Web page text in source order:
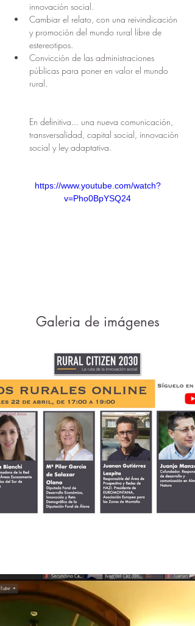
innovación social.
Cambiar el relato, con una reivindicación
y promoción del mundo rural libre de
estereotipos.
Convicción de las administraciones
públicas para poner en valor el mundo
rural.
En definitiva... una nueva comunicación,
transversalidad, capital social, innovación
social y ley adaptativa.
https://www.youtube.com/watch?
v=Pho0BpYSQ24
Galeria de imágenes